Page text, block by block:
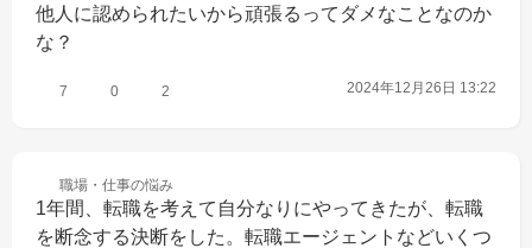
他人に認められたいから頑張るってダメなことなのか
な？
7 0 2 2024年12月26日 13:22
職場・仕事の悩み
1年間、転職を考えて自分なりにやってきたが、転職
を断念する決断をした。転職エージェントなどいくつ